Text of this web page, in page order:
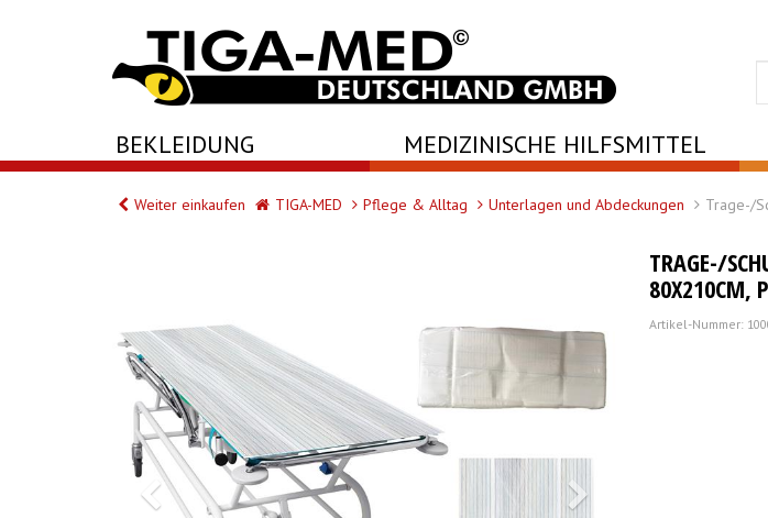
BEKLEIDUNG MEDIZINISCHE HILFSMITTEL
Weiter einkaufen TIGA-MED Pflege & Alltag Unterlagen und Abdeckungen Trage-/
TRAGE-/
80X210CM,
Artikel-Nummer: